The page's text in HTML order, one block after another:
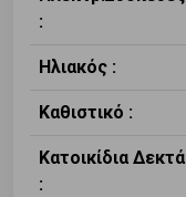
:
Ηλιακός :
Καθιστικό :
Κατοικίδια Δεκτά
: